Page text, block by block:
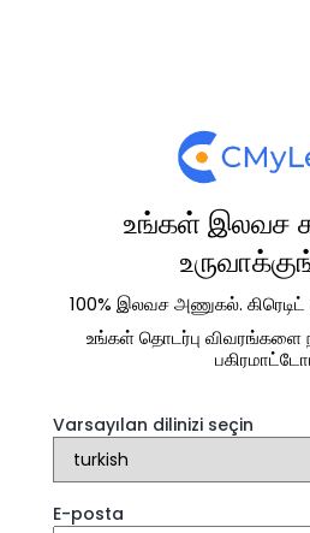
உங்கள்
100% இலவச அணுகல்.
உங்கள் தொடர்பு விவரங்களை
Varsayılan dilinizi seçin
E-posta